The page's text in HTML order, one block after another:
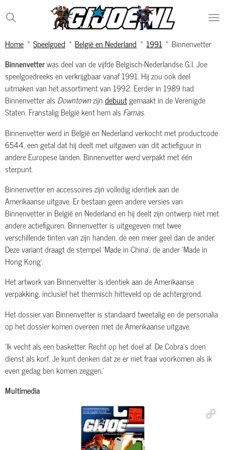
Ga
direct
de
Home » Speelgoed » België en Nederland » 1991 » Binnenvetter
Binnenvetterwas deel van de vijfde Belgisch-Nederlandse G.I. Joe
speelgoedreeks en verkrijgbaar vanaf 1991. Hij zou ook deel
uitmaken van het assortiment van 1992. Eerder in 1989 had
Binnenvetter alsDowntownzijndebuutgemaakt in de Verenigde
Staten. Franstalig België kent hem alsFamas.
Binnenvetter werd in België en Nederland verkocht met productcode
6544, een getal dat hij deelt met uitgaven van dit actiefiguur in
andere Europese landen. Binnenvetter werd verpakt met één
sterpunt.
Binnenvetter en accessoires zijn volledig identiek aan de
Amerikaanse uitgave. Er bestaan geen andere versies van
Binnenvetter in België en Nederland en hij deelt zijn ontwerp niet met
andere actiefiguren. Binnenvetter is uitgegeven met twee
verschillende tinten van zijn handen, de een meer geel dan de ander.
Deze variant draagt de stempel 'Made in China', de ander 'Made in
Hong Kong'.
Het artwork van Binnenvetter is identiek aan de Amerikaanse
verpakking, inclusief het thermisch hitteveld op de achtergrond.
Het dossier van Binnenvetter is standaard tweetalig en de personalia
op het dossier komen overeen met de Amerikaanse uitgave.
'Ik vecht als een basketter. Recht op het doel af. De Cobra's doen
dienst als korf. Je kunt denken dat ze er niet fraai voorkomen als ik
even gedag ben komen zeggen.'
Multimedia